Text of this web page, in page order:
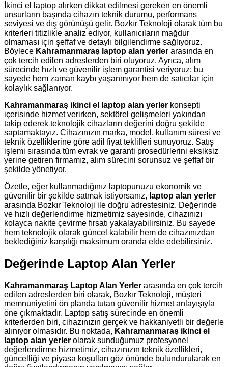
İkinci el laptop alırken dikkat edilmesi gereken en önemli
unsurların başında cihazın teknik durumu, performans
seviyesi ve dış görünüşü gelir. Bozkır Teknoloji olarak tüm bu
kriterleri titizlikle analiz ediyor, kullanıcıların mağdur
olmaması için şeffaf ve detaylı bilgilendirme sağlıyoruz.
Böylece Kahramanmaraş laptop alan yerler arasında en
çok tercih edilen adreslerden biri oluyoruz. Ayrıca, alım
sürecinde hızlı ve güvenilir işlem garantisi veriyoruz; bu
sayede hem zaman kaybı yaşanmıyor hem de satıcılar için
kolaylık sağlanıyor.
Kahramanmaraş ikinci el laptop alan yerler konsepti
içerisinde hizmet verirken, sektörel gelişmeleri yakından
takip ederek teknolojik cihazların değerini doğru şekilde
saptamaktayız. Cihazınızın marka, model, kullanım süresi ve
teknik özelliklerine göre adil fiyat teklifleri sunuyoruz. Satış
işlemi sırasında tüm evrak ve garanti prosedürlerini eksiksiz
yerine getiren firmamız, alım sürecini sorunsuz ve şeffaf bir
şekilde yönetiyor.
Özetle, eğer kullanmadığınız laptopunuzu ekonomik ve
güvenilir bir şekilde satmak istiyorsanız, laptop alan yerler
arasında Bozkır Teknoloji ile doğru adrestesiniz. Değerinde
ve hızlı değerlendirme hizmetimiz sayesinde, cihazınızı
kolayca nakite çevirme fırsatı yakalayabilirsiniz. Bu sayede
hem teknolojik olarak güncel kalabilir hem de cihazınızdan
beklediğiniz karşılığı maksimum oranda elde edebilirsiniz.
Değerinde Laptop Alan Yerler
Kahramanmaraş Laptop Alan Yerler arasında en çok tercih
edilen adreslerden biri olarak, Bozkır Teknoloji, müşteri
memnuniyetini ön planda tutan güvenilir hizmet anlayışıyla
öne çıkmaktadır. Laptop satış sürecinde en önemli
kriterlerden biri, cihazınızın gerçek ve hakkaniyetli bir değerle
alınıyor olmasıdır. Bu noktada, Kahramanmaraş ikinci el
laptop alan yerler olarak sunduğumuz profesyonel
değerlendirme hizmetimiz, cihazınızın teknik özellikleri,
güncelliği ve piyasa koşulları göz önünde bulundurularak en